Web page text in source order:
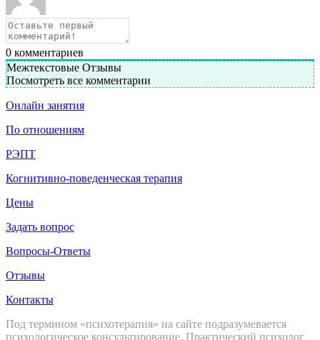
0 комментариев
Межтекстовые Отзывы
Посмотреть все комментарии
Онлайн занятия
По отношениям
РЭПТ
Когнитивно-поведенческая терапия
Цены
Задать вопрос
Вопросы-Ответы
Отзывы
Контакты
Под термином «психотерапия» на сайте подразумевается
психологическое консультирование. Практический психолог